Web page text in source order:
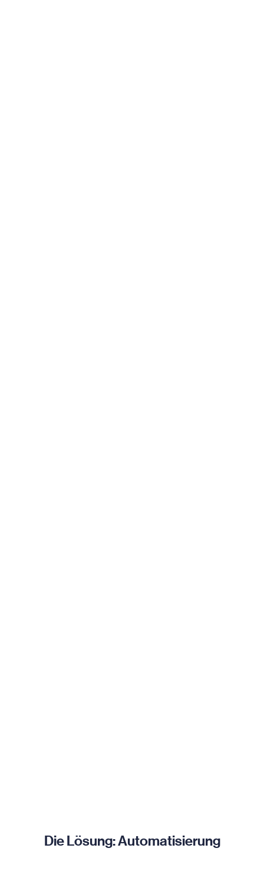
Die Lösung: Automatisierung